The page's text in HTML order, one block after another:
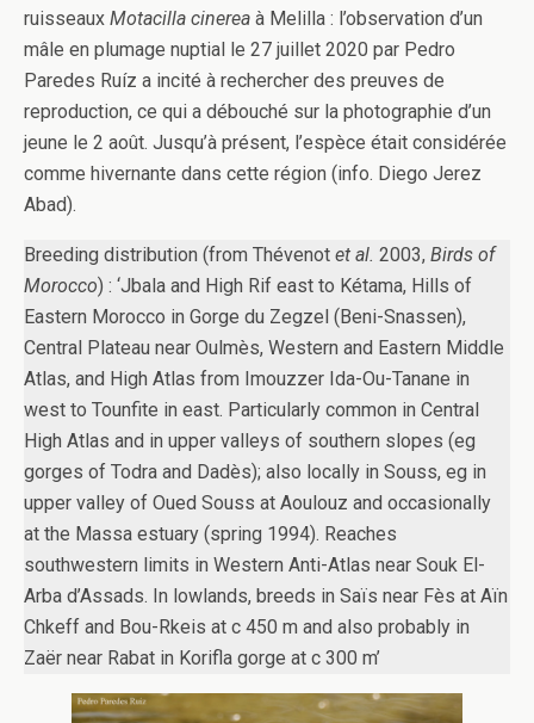
ruisseaux Motacilla cinerea à Melilla : l’observation d’un
mâle en plumage nuptial le 27 juillet 2020 par Pedro
Paredes Ruíz a incité à rechercher des preuves de
reproduction, ce qui a débouché sur la photographie d’un
jeune le 2 août. Jusqu’à présent, l’espèce était considérée
comme hivernante dans cette région (info. Diego Jerez
Abad).
Breeding distribution (from Thévenot et al. 2003, Birds of
Morocco) : ‘Jbala and High Rif east to Kétama, Hills of
Eastern Morocco in Gorge du Zegzel (Beni-Snassen),
Central Plateau near Oulmès, Western and Eastern Middle
Atlas, and High Atlas from Imouzzer Ida-Ou-Tanane in
west to Tounfite in east. Particularly common in Central
High Atlas and in upper valleys of southern slopes (eg
gorges of Todra and Dadès); also locally in Souss, eg in
upper valley of Oued Souss at Aoulouz and occasionally
at the Massa estuary (spring 1994). Reaches
southwestern limits in Western Anti-Atlas near Souk El-
Arba d’Assads. In lowlands, breeds in Saïs near Fès at Aïn
Chkeff and Bou-Rkeis at c 450 m and also probably in
Zaër near Rabat in Korifla gorge at c 300 m’